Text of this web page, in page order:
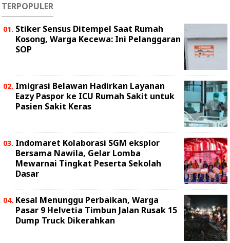
TERPOPULER
Stiker Sensus Ditempel Saat Rumah
Kosong, Warga Kecewa: Ini Pelanggaran
SOP
Imigrasi Belawan Hadirkan Layanan
Eazy Paspor ke ICU Rumah Sakit untuk
Pasien Sakit Keras
Indomaret Kolaborasi SGM eksplor
Bersama Nawila, Gelar Lomba
Mewarnai Tingkat Peserta Sekolah
Dasar
Kesal Menunggu Perbaikan, Warga
Pasar 9 Helvetia Timbun Jalan Rusak 15
Dump Truck Dikerahkan